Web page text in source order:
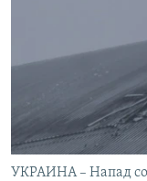
УКРАИНА – Напад со